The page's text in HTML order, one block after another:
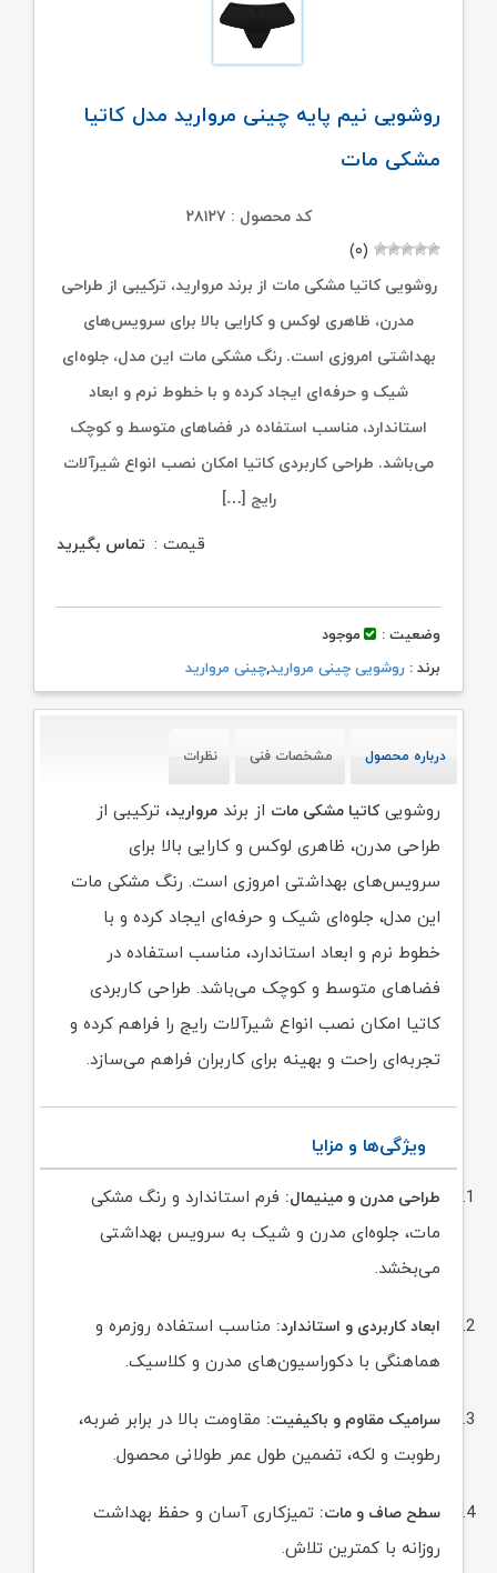
روشویی نیم پایه چینی مروارید مدل کاتیا
مشکی مات
کد محصول : ۲۸۱۲۷
(۰)
روشویی کاتیا مشکی مات از برند مروارید، ترکیبی از طراحی
مدرن، ظاهری لوکس و کارایی بالا برای سرویس‌های
بهداشتی امروزی است. رنگ مشکی مات این مدل، جلوه‌ای
شیک و حرفه‌ای ایجاد کرده و با خطوط نرم و ابعاد
استاندارد، مناسب استفاده در فضاهای متوسط و کوچک
می‌باشد. طراحی کاربردی کاتیا امکان نصب انواع شیرآلات
رایج […]
قیمت : تماس بگیرید
وضعیت :
موجود
برند : روشویی چینی مروارید,چینی مروارید
درباره محصول مشخصات فنی نظرات
روشوییکاتیا مشکی مات از برند مروارید، ترکیبی از
طراحی مدرن، ظاهری لوکس و کارایی بالا برای
سرویس‌های بهداشتی امروزی است. رنگ مشکی مات
این مدل، جلوه‌ای شیک و حرفه‌ای ایجاد کرده و با
خطوط نرم و ابعاد استاندارد، مناسب استفاده در
فضاهای متوسط و کوچک می‌باشد. طراحی کاربردی
کاتیا امکان نصب انواع شیرآلات رایج را فراهم کرده و
تجربه‌ای راحت و بهینه برای کاربران فراهم می‌سازد.
ویژگی‌ها و مزایا
طراحی مدرن و مینیمال: فرم استاندارد و رنگ مشکی
مات، جلوه‌ای مدرن و شیک به سرویس بهداشتی
می‌بخشد.
ابعاد کاربردی و استاندارد: مناسب استفاده روزمره و
هماهنگی با دکوراسیون‌های مدرن و کلاسیک.
سرامیک مقاوم و باکیفیت: مقاومت بالا در برابر ضربه،
رطوبت و لکه، تضمین طول عمر طولانی محصول.
سطح صاف و مات: تمیزکاری آسان و حفظ بهداشت
روزانه با کمترین تلاش.